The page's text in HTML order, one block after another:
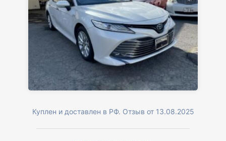
Куплен и доставлен в РФ. Отзыв от 13.08.2025